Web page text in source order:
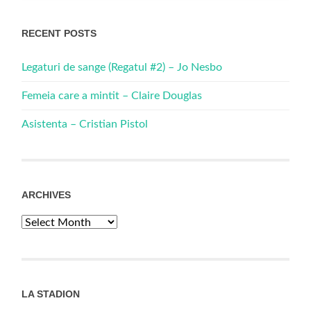
RECENT POSTS
Legaturi de sange (Regatul #2) – Jo Nesbo
Femeia care a mintit – Claire Douglas
Asistenta – Cristian Pistol
ARCHIVES
Archives
LA STADION